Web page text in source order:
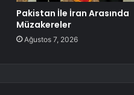
Pakistan İle İran Arasında
Müzakereler
Ağustos 7, 2026